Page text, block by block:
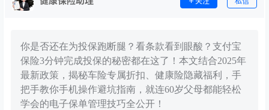
你是否还在为投保跑断腿？看条款看到眼酸？支付宝
保险3分钟完成投保的秘密都在这了！本文结合2025年
最新政策，揭秘车险专属折扣、健康险隐藏福利，手
把手教你手机操作避坑指南，就连60岁父母都能轻松
学会的电子保单管理技巧全公开！